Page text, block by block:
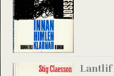
Lantlif